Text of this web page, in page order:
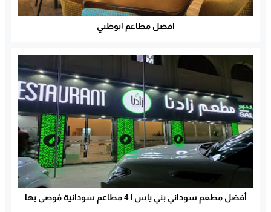
افضل مطاعم ابوظبي
أفضل مطعم سوداني بني ياس | 4 مطاعم سودانية مُوصى بها